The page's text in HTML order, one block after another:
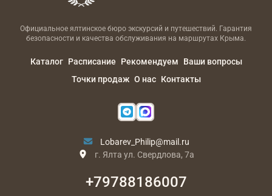
Официальное ялтинское бюро экскурсий и путешествий. Гарантия
безопасности и качества обслуживания на маршрутах Крыма.
Каталог Расписание Рекомендуем
Ваши вопросы
Точки продаж О нас Контакты
Lobarev_Philip@mail.ru
г. Ялта ул. Свердлова, 7а
+79788186007